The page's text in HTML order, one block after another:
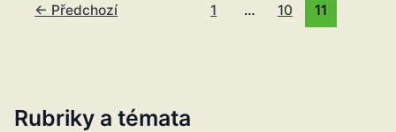
Rubriky a témata
← Předchozí 1 … 10 11